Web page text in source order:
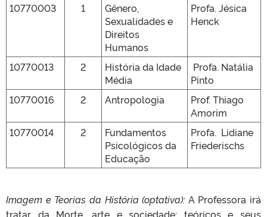
10770003 1
Gênero,
Sexualidades e
Direitos
Humanos
Profa. Jésica
Henck
10770013 2
História da Idade
Média
Profa. Natália
Pinto
10770016
2 Antropologia
Prof. Thiago
Amorim
10770014
2
Fundamentos
Psicológicos da
Educação
Profa. Lidiane
Friederischs
Imagem e Teorias da História (optativa): A Professora irá
tratar da Morte, arte e sociedade: teóricos e seus